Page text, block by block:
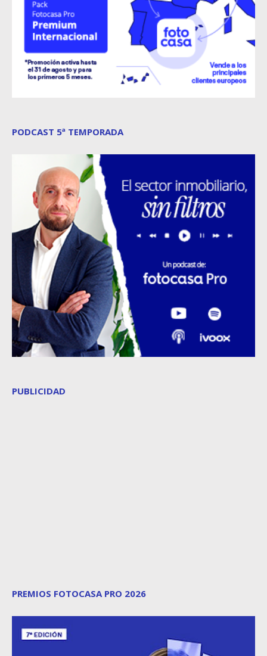
PODCAST 5ª TEMPORADA
PUBLICIDAD
PREMIOS FOTOCASA PRO 2026